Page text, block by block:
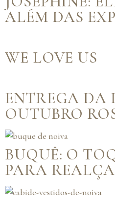
ALÉM DAS
WE LOVE US
ENTREGA DA
OUTUBRO
BUQUÊ: O
PARA